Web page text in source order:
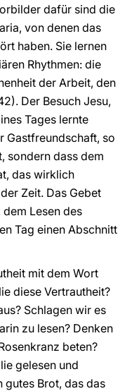
dafür sind die
von denen das
haben. Sie lernen
Rhythmen: die
der Arbeit, den
Der Besuch Jesu,
Tages lernte
Gastfreundschaft, so
sondern dass dem
das wirklich
Zeit. Das Gebet
Lesen des
Tag einen Abschnitt
mit dem Wort
diese Vertrautheit?
Schlagen wir es
zu lesen? Denken
beten?
gelesen und
gutes Brot, das das